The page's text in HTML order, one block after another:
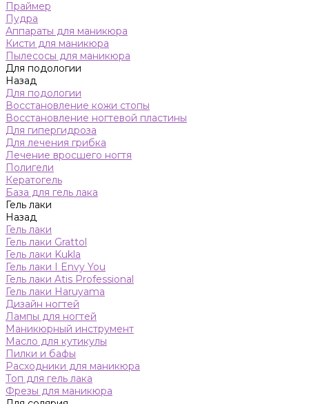
Праймер
Пудра
Аппараты для маникюра
Кисти для маникюра
Пылесосы для маникюра
Для подологии
Назад
Для подологии
Восстановление кожи стопы
Восстановление ногтевой пластины
Для гипергидроза
Для лечения грибка
Лечение вросшего ногтя
Полигели
Кератогель
База для гель лака
Гель лаки
Назад
Гель лаки
Гель лаки Grattol
Гель лаки Kukla
Гель лаки I Envy You
Гель лаки Atis Professional
Гель лаки Haruyama
Дизайн ногтей
Лампы для ногтей
Маникюрный инструмент
Масло для кутикулы
Пилки и бафы
Расходники для маникюра
Топ для гель лака
Фрезы для маникюра